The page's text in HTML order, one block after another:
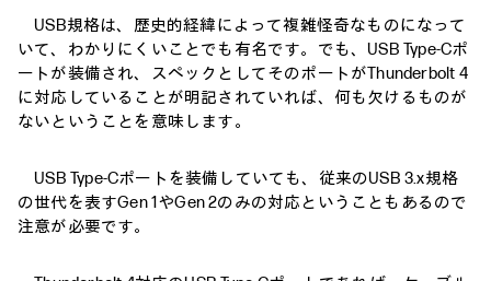
USB規格は、歴史的経緯によって複雑怪奇なものになって
いて、わかりにくいことでも有名です。でも、USB Type-Cポ
ートが装備され、スペックとしてそのポートがThunderbolt 4
に対応していることが明記されていれば、何も欠けるものが
ないということを意味します。
USB Type-Cポートを装備していても、従来のUSB 3.x規格
の世代を表すGen 1やGen 2のみの対応ということもあるので
注意が必要です。